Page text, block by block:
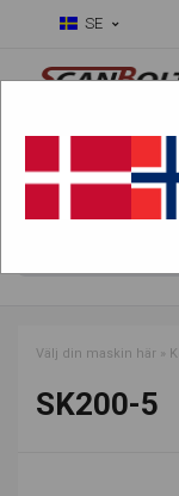
SE
Välj din maskin här »
SK200-5